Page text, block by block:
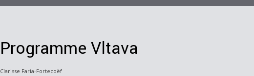
Programme Vltava
Clarisse Faria-Fortecoëf